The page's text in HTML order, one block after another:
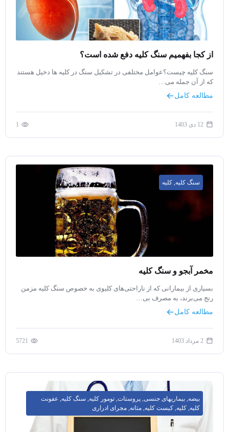
از کجا بفهمیم سنگ کلیه دفع شده است؟
سنگ کلیه چیست؟عوامل مختلفی در تشکیل سنگ در کلیه ها دخیل هستند
که از آن جمله می…
مطالعه کامل
12 دی 1403 1
سنگ کلیه, کلیه
مخمر آبجو و سنگ کلیه
بسیاری از بیمارانی که از ناراحتی‌های کلیوی به خصوص سنگ کلیه مزمن
رنج‌ می‌برند، به مصرف بی…
مطالعه کامل
2 مرداد 1403 5721
بیضه, بیماریهای جنسی, پروستات, تومور کلیه, سنگ کلیه, عفونت
کلیه, کلیه, کیست کلیه, مثانه, مجرای ادراری